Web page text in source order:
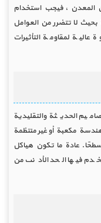
المعدن ، فيجب استخدام
بحيث لا تتضرر من العوامل
لمقاومة التأثيرات
الحديثة والتقليدية
مكعبة أو غير منتظمة
عادة ما تكون هياكل
فيها الحد الأدنى من